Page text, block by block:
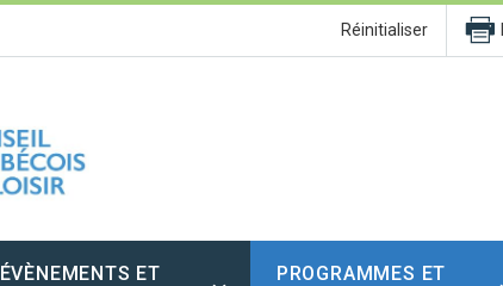
Réinitialiser
ÉVÈNEMENTS ET
PROGRAMMES ET